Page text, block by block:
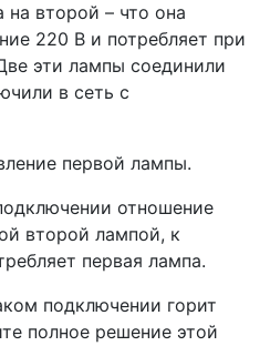
второй – что она
220 В и потребляет при
эти лампы соединили
в сеть с
первой лампы.
отношение
второй лампой, к
первая лампа.
подключении горит
полное решение этой